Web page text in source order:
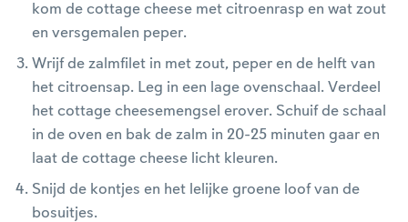
kom de cottage cheese met citroenrasp en wat zout
en versgemalen peper.
Wrijf de zalmfilet in met zout, peper en de helft van
het citroensap. Leg in een lage ovenschaal. Verdeel
het cottage cheesemengsel erover. Schuif de schaal
in de oven en bak de zalm in 20-25 minuten gaar en
laat de cottage cheese licht kleuren.
Snijd de kontjes en het lelijke groene loof van de
bosuitjes.